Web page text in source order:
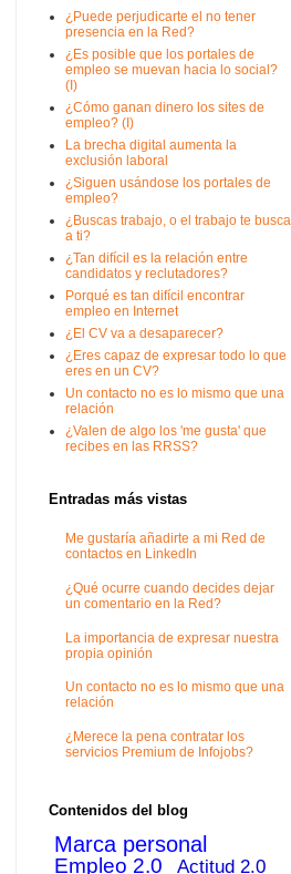
¿Puede perjudicarte el no tener
presencia en la Red?
¿Es posible que los portales de
empleo se muevan hacia lo social?
(I)
¿Cómo ganan dinero los sites de
empleo? (I)
La brecha digital aumenta la
exclusión laboral
¿Siguen usándose los portales de
empleo?
¿Buscas trabajo, o el trabajo te busca
a ti?
¿Tan difícil es la relación entre
candidatos y reclutadores?
Porqué es tan difícil encontrar
empleo en Internet
¿El CV va a desaparecer?
¿Eres capaz de expresar todo lo que
eres en un CV?
Un contacto no es lo mismo que una
relación
¿Valen de algo los 'me gusta' que
recibes en las RRSS?
Entradas más vistas
Me gustaría añadirte a mi Red de
contactos en LinkedIn
¿Qué ocurre cuando decides dejar
un comentario en la Red?
La importancia de expresar nuestra
propia opinión
Un contacto no es lo mismo que una
relación
¿Merece la pena contratar los
servicios Premium de Infojobs?
Contenidos del blog
Marca personal
Empleo 2.0
Actitud 2.0